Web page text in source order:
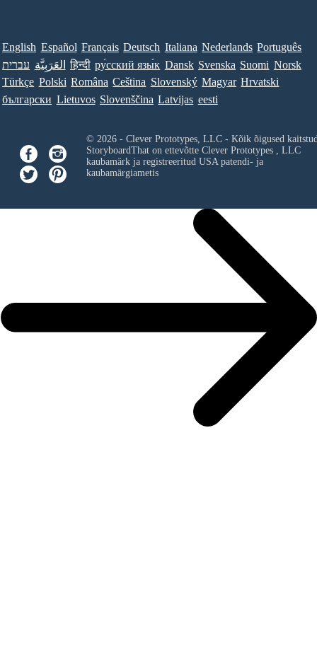
English Español Français Deutsch Italiana Nederlands Português
עברית العَرَبِيَّة हिन्दी ру́сский язы́к Dansk Svenska Suomi Norsk
Türkçe Polski Româna Ceština Slovenský Magyar Hrvatski
български Lietuvos Slovenščina Latvijas eesti
© 2026 - Clever Prototypes, LLC - Kõik õigused
StoryboardThat on ettevõtte Clever Prototypes , LLC
kaubamärk ja registreeritud USA patendi- ja
kaubamärgiametis